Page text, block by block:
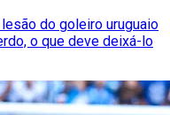
do goleiro uruguaio
o que deve deixá-lo